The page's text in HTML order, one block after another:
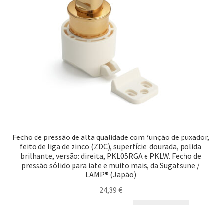
Fecho de pressão de alta qualidade com função de puxador,
feito de liga de zinco (ZDC), superfície: dourada, polida
brilhante, versão: direita, PKL05RGA e PKLW. Fecho de
pressão sólido para iate e muito mais, da Sugatsune /
LAMP® (Japão)
24,89 €